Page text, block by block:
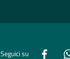
Seguici su